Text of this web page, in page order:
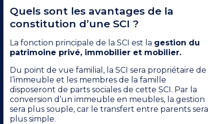
Quels sont les avantages de la
constitution d’une SCI ?
La fonction principale de la SCI est la gestion du
patrimoine privé, immobilier et mobilier.
Du point de vue familial, la SCI sera propriétaire de
l’immeuble et les membres de la famille
disposeront de parts sociales de cette SCI. Par la
conversion d’un immeuble en meubles, la gestion
sera plus souple, car le transfert entre parents sera
plus simple.